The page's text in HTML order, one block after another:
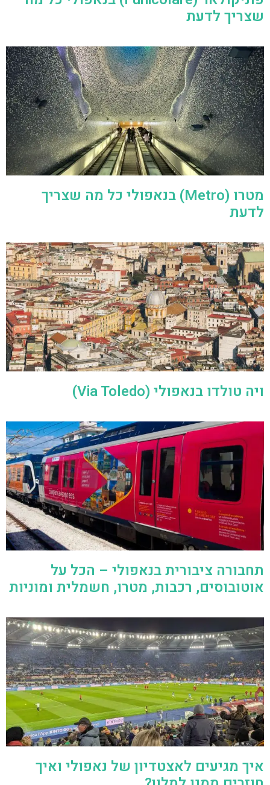
שצריך לדעת
מטרו (Metro) בנאפולי כל מה שצריך
לדעת
ויה טולדו בנאפולי (Via Toledo)
תחבורה ציבורית בנאפולי – הכל על
אוטובוסים, רכבות, מטרו, חשמלית ומוניות
איך מגיעים לאצטדיון של נאפולי ואיך